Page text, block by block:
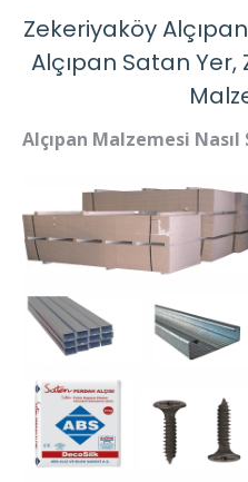
Zekeriyaköy
Alçıpan Satan Yer,
Alçıpan Malzemesi Nasıl